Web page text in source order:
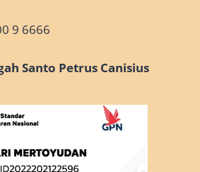
9 6666
Santo Petrus Canisius